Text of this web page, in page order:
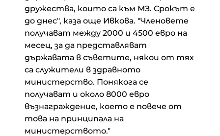
дружества, които са към МЗ. Срокът е
до днес", каза още Ивкова. "Членовете
получават между 2000 и 4500 евро на
месец, за да представляват
държавата в съветите, някои от тях
са служители в здравното
министерство. Понякога се
получават и около 8000 евро
възнаграждение, което е повече от
това на принципала на
министерството."